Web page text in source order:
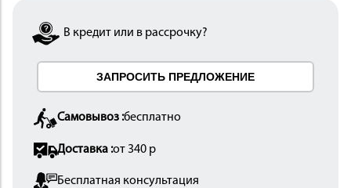
В кредит или в рассрочку?
ЗАПРОСИТЬ ПРЕДЛОЖЕНИЕ
Самовывоз :бесплатно
Доставка :от 340 р
Бесплатная консультация